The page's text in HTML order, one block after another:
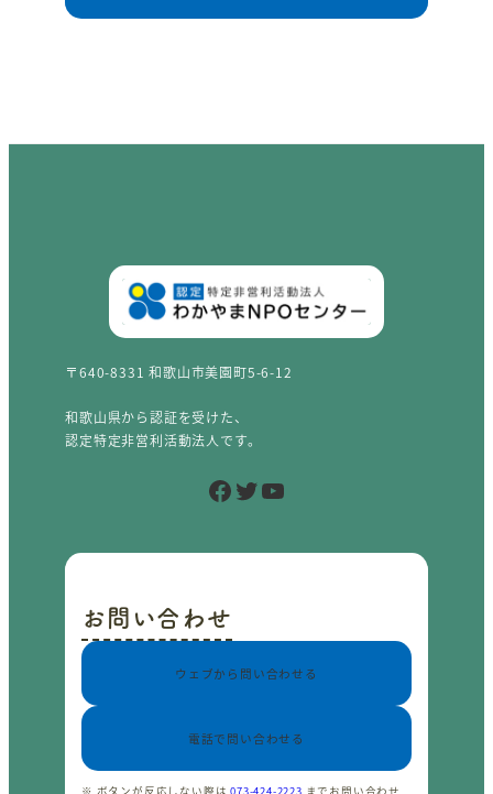
〒640-8331 和歌山市美園町5-6-12
和歌山県から認証を受けた、
認定特定非営利活動法人です。
Facebook Twitter YouTube
お問い合わせ
ウェブから問い合わせる
電話で問い合わせる
※ ボタンが反応しない際は073-424-2223 までお問い合わせ